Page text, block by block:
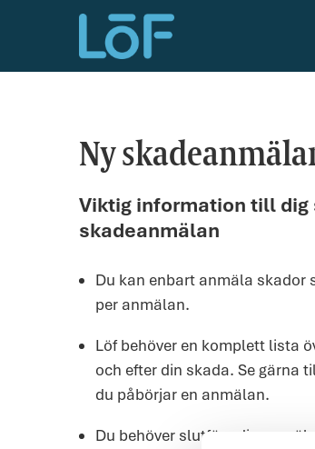
Ny
Viktig information till dig
skadeanmälan
Du kan enbart anmäla skador
per anmälan.
Löf behöver en komplett lista
och efter din skada. Se gärna
du påbörjar en anmälan.
Du behöver slutföra din